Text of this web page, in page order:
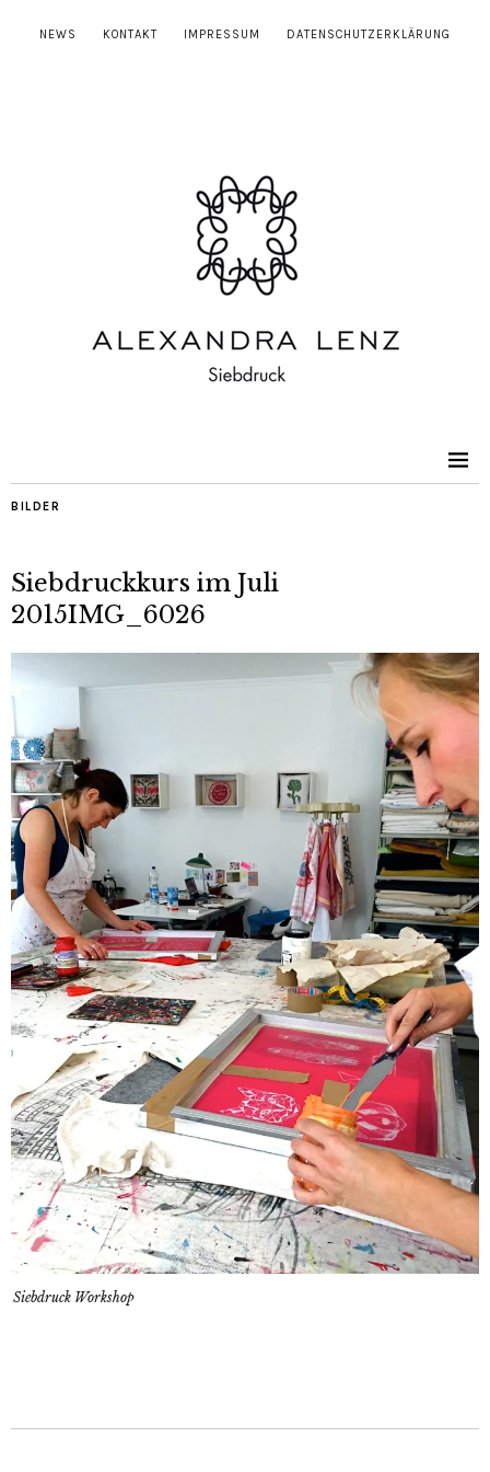
NEWS KONTAKT IMPRESSUM DATENSCHUTZERKLÄRUNG
BILDER
Siebdruckkurs im Juli
2015IMG_6026
Siebdruck Workshop